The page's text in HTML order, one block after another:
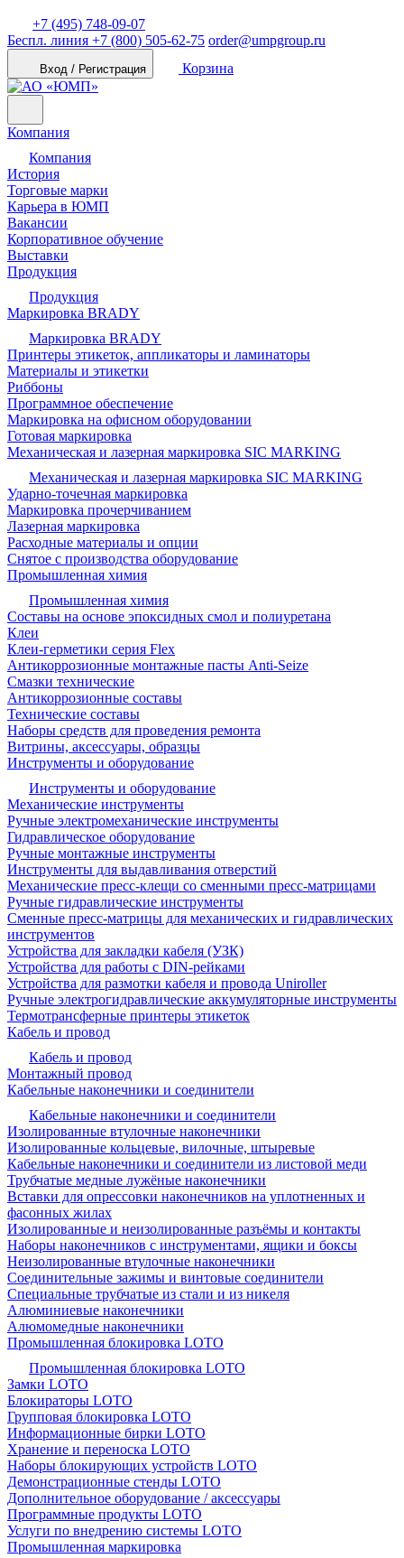
+7 (495) 748-09-07
Беспл. линия +7 (800) 505-62-75 order@umpgroup.ru
Вход / Регистрация Корзина
Компания
Компания
История
Торговые марки
Карьера в ЮМП
Вакансии
Корпоративное обучение
Выставки
Продукция
Продукция
Маркировка BRADY
Маркировка BRADY
Принтеры этикеток, аппликаторы и ламинаторы
Материалы и этикетки
Риббоны
Программное обеспечение
Маркировка на офисном оборудовании
Готовая маркировка
Механическая и лазерная маркировка SIC MARKING
Механическая и лазерная маркировка SIC MARKING
Ударно-точечная маркировка
Маркировка прочерчиванием
Лазерная маркировка
Расходные материалы и опции
Снятое с производства оборудование
Промышленная химия
Промышленная химия
Составы на основе эпоксидных смол и полиуретана
Клеи
Клеи-герметики серия Flex
Антикоррозионные монтажные пасты Anti-Seize
Смазки технические
Антикоррозионные составы
Технические составы
Наборы средств для проведения ремонта
Витрины, аксессуары, образцы
Инструменты и оборудование
Инструменты и оборудование
Механические инструменты
Ручные электромеханические инструменты
Гидравлическое оборудование
Ручные монтажные инструменты
Инструменты для выдавливания отверстий
Механические пресс-клещи со сменными пресс-матрицами
Ручные гидравлические инструменты
Сменные пресс-матрицы для механических и гидравлических
инструментов
Устройства для закладки кабеля (УЗК)
Устройства для работы с DIN-рейками
Устройства для размотки кабеля и провода Uniroller
Ручные электрогидравлические аккумуляторные инструменты
Термотрансферные принтеры этикеток
Кабель и провод
Кабель и провод
Монтажный провод
Кабельные наконечники и соединители
Кабельные наконечники и соединители
Изолированные втулочные наконечники
Изолированные кольцевые, вилочные, штыревые
Кабельные наконечники и соединители из листовой меди
Трубчатые медные лужёные наконечники
Вставки для опрессовки наконечников на уплотненных и
фасонных жилах
Изолированные и неизолированные разъёмы и контакты
Наборы наконечников с инструментами, ящики и боксы
Неизолированные втулочные наконечники
Соединительные зажимы и винтовые соединители
Специальные трубчатые из стали и из никеля
Алюминиевые наконечники
Алюмомедные наконечники
Промышленная блокировка LOTO
Промышленная блокировка LOTO
Замки LOTO
Блокираторы LOTO
Групповая блокировка LOTO
Информационные бирки LOTO
Хранение и переноска LOTO
Наборы блокирующих устройств LOTO
Демонстрационные стенды LOTO
Дополнительное оборудование / аксессуары
Программные продукты LOTO
Услуги по внедрению системы LOTO
Промышленная маркировка